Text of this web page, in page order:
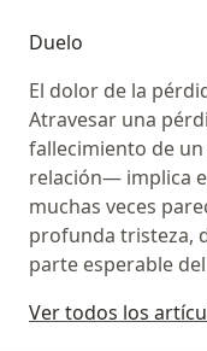
Duelo
El dolor de la
Atravesar una
fallecimiento de
relación— implica
muchas veces
profunda tristeza,
parte esperable
Ver todos los